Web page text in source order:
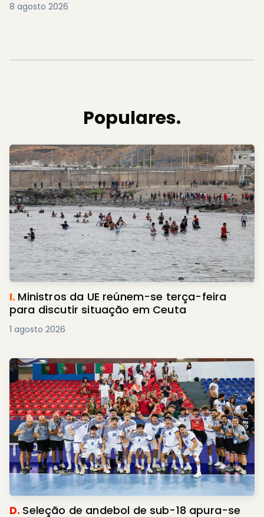
8 agosto 2026
Populares.
I. Ministros da UE reúnem-se terça-feira
para discutir situação em Ceuta
1 agosto 2026
D. Seleção de andebol de sub-18 apura-se